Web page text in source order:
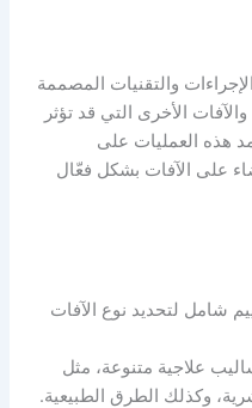
والتقنيات المصممة
الأخرى التي قد تؤثر
هذه العمليات على
على الآفات بشكل فعّال
شامل لتحديد نوع الآفات
علاجية متنوعة، مثل
وكذلك الطرق الطبيعية.